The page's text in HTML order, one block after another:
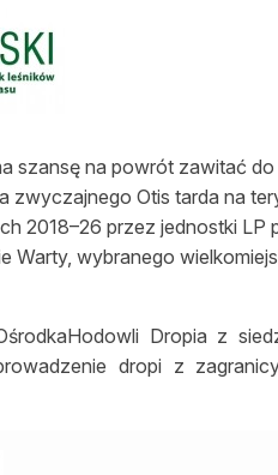
szansę na powrót zawitać
zwyczajnego Otis tarda na
2018–26 przez jednostki LP
Warty, wybranego
Dropia z
dropi z